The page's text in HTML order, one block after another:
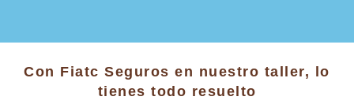
Con Fiatc Seguros en nuestro taller, lo
tienes todo resuelto